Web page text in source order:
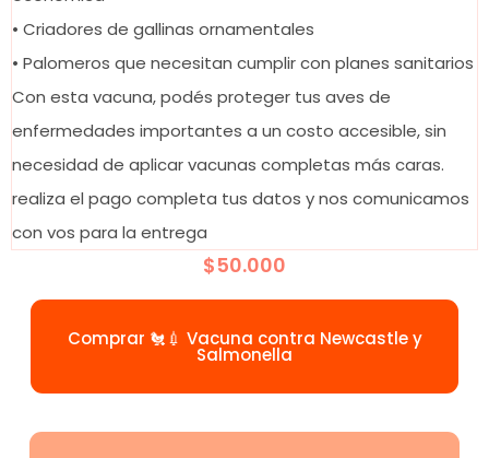
• Criadores de gallinas ornamentales
• Palomeros que necesitan cumplir con planes sanitarios
Con esta vacuna, podés proteger tus aves de
enfermedades importantes a un costo accesible, sin
necesidad de aplicar vacunas completas más caras.
realiza el pago completa tus datos y nos comunicamos
con vos para la entrega
$50.000
Comprar 🐔💉 Vacuna contra Newcastle y
Salmonella